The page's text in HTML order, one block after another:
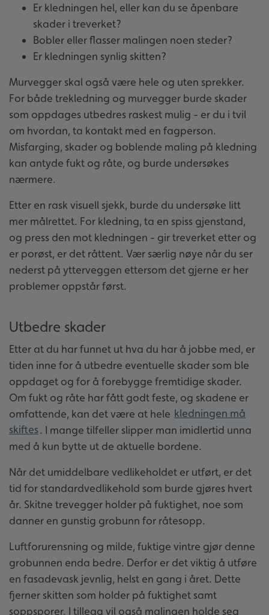
Er kledningen hel, eller kan du se åpenbare
skader i treverket?
Bobler eller flasser malingen noen steder?
Er kledningen synlig skitten?
Murvegger skal også være hele og uten sprekker.
For både trekledning og murvegger burde skader
som oppdages utbedres raskest mulig - er du i tvil
om hvordan, ta kontakt med en fagperson.
Misfarging, skader og boblende maling på kledning
kan antyde fukt og råte, og burde undersøkes
nærmere.
Etter en rask visuell sjekk, burde du undersøke litt
mer målrettet. For kledning, ta en spiss gjenstand,
og press den mot kledningen - gir treverket etter og
er porøst, er det råttent. Vær særlig nøye når du ser
nederst på ytterveggen ettersom det gjerne er her
problemer oppstår først.
Utbedre skader
Etter at du har funnet ut hva du har å jobbe med, er
tiden inne for å utbedre eventuelle skader som ble
oppdaget og for å forebygge fremtidige skader.
Om fukt og råte har fått godt feste, og skadene er
omfattende, kan det være at hele kledningen må
skiftes. I mange tilfeller slipper man imidlertid unna
med å kun bytte ut de aktuelle bordene.
Når det umiddelbare vedlikeholdet er utført, er det
tid for standardvedlikehold som burde gjøres hvert
år. Skitne trevegger holder på fuktighet, noe som
danner en gunstig grobunn for råtesopp.
Luftforurensning og milde, fuktige vintre gjør denne
grobunnen enda bedre. Derfor er det viktig å utføre
en fasadevask jevnlig, helst en gang i året. Dette
fjerner skitten som holder på fuktighet samt
soppsporer. I tillegg vil også malingen holde seg